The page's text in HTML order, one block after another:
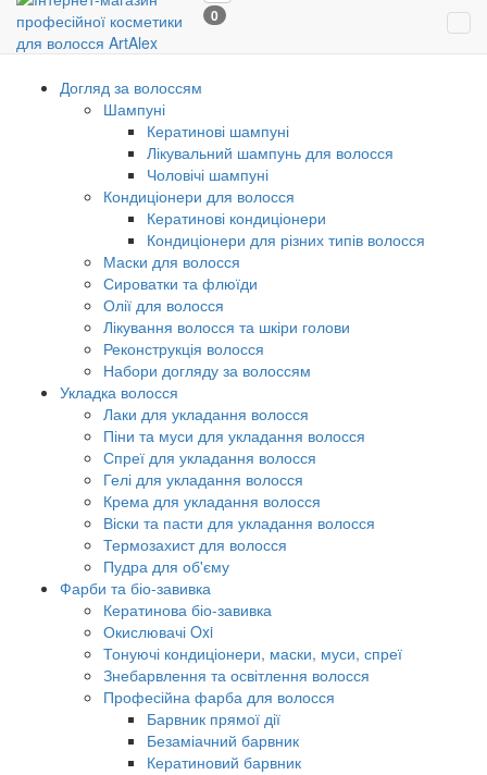
0
Догляд за волоссям
Шампуні
Кератинові шампуні
Лікувальний шампунь для волосся
Чоловічі шампуні
Кондиціонери для волосся
Кератинові кондиціонери
Кондиціонери для різних типів волосся
Маски для волосся
Сироватки та флюїди
Олії для волосся
Лікування волосся та шкіри голови
Реконструкція волосся
Набори догляду за волоссям
Укладка волосся
Лаки для укладання волосся
Піни та муси для укладання волосся
Спреї для укладання волосся
Гелі для укладання волосся
Крема для укладання волосся
Віски та пасти для укладання волосся
Термозахист для волосся
Пудра для об'єму
Фарби та біо-завивка
Кератинова біо-завивка
Окислювачі Oxi
Тонуючі кондиціонери, маски, муси, спреї
Знебарвлення та освітлення волосся
Професійна фарба для волосся
Барвник прямої дії
Безаміачний барвник
Кератиновий барвник